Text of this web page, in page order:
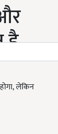
है
लेकिन